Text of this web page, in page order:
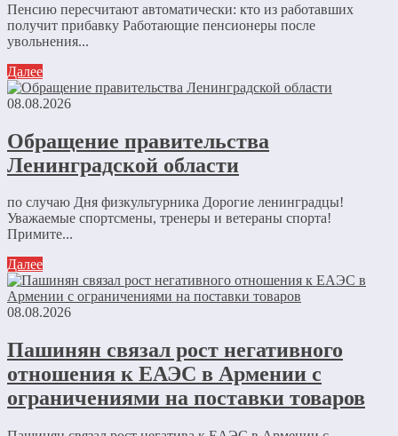
Пенсию пересчитают автоматически: кто из работавших
получит прибавку Работающие пенсионеры после
увольнения...
Далее
08.08.2026
Обращение правительства
Ленинградской области
по случаю Дня физкультурника Дорогие ленинградцы!
Уважаемые спортсмены, тренеры и ветераны спорта!
Примите...
Далее
08.08.2026
Пашинян связал рост негативного
отношения к ЕАЭС в Армении с
ограничениями на поставки товаров